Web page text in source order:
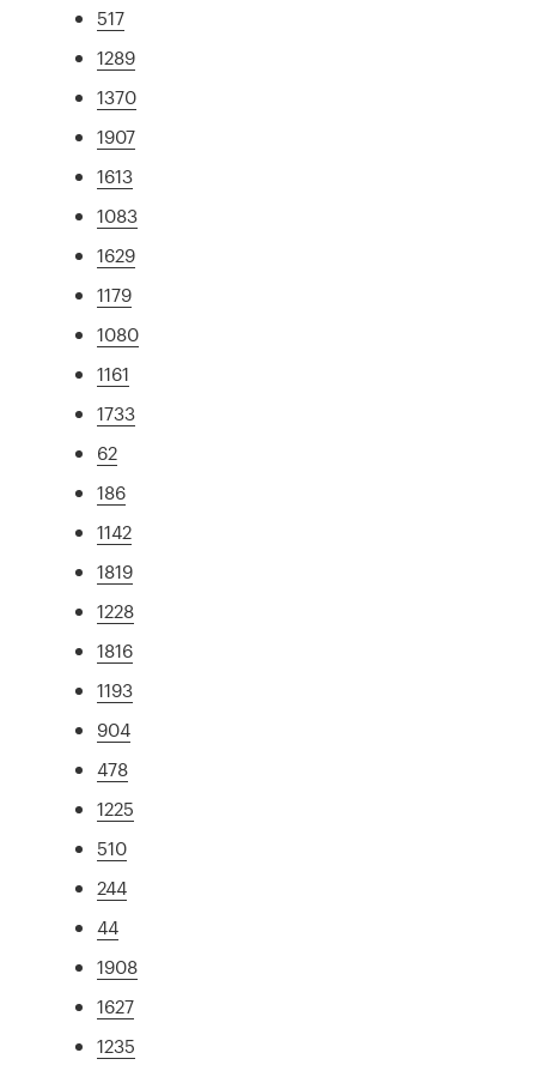
517
1289
1370
1907
1613
1083
1629
1179
1080
1161
1733
62
186
1142
1819
1228
1816
1193
904
478
1225
510
244
44
1908
1627
1235